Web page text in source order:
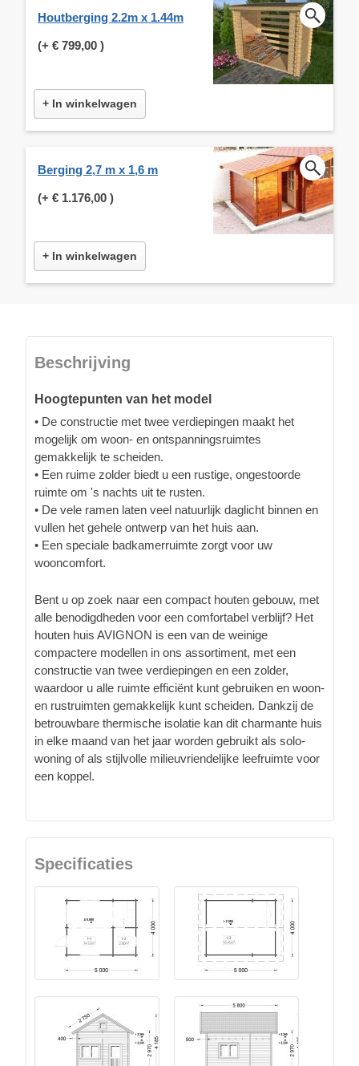
Houtberging 2.2m x 1.44m
(+ € 799,00 )
+ In winkelwagen
Berging 2,7 m x 1,6 m
(+ € 1.176,00 )
+ In winkelwagen
Beschrijving
Hoogtepunten van het model
• De constructie met twee verdiepingen maakt het
mogelijk om woon- en ontspanningsruimtes
gemakkelijk te scheiden.
• Een ruime zolder biedt u een rustige, ongestoorde
ruimte om 's nachts uit te rusten.
• De vele ramen laten veel natuurlijk daglicht binnen en
vullen het gehele ontwerp van het huis aan.
• Een speciale badkamerruimte zorgt voor uw
wooncomfort.
Bent u op zoek naar een compact houten gebouw, met
alle benodigdheden voor een comfortabel verblijf? Het
houten huis AVIGNON is een van de weinige
compactere modellen in ons assortiment, met een
constructie van twee verdiepingen en een zolder,
waardoor u alle ruimte efficiënt kunt gebruiken en woon-
en rustruimten gemakkelijk kunt scheiden. Dankzij de
betrouwbare thermische isolatie kan dit charmante huis
in elke maand van het jaar worden gebruikt als solo-
woning of als stijlvolle milieuvriendelijke leefruimte voor
een koppel.
Specificaties